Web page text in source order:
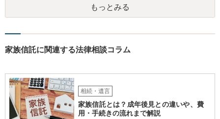
もっとみる
家族信託に関連する法律相談コラム
相続・遺言
家族信託とは？成年後見との違いや、費
用・手続きの流れまで解説